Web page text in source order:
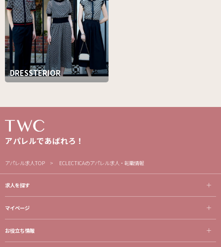
DRESSTERIOR
アパレルであばれろ！
アパレル求人TOP ECLECTICAのアパレル求人・転職情報
求人を探す
マイページ
お役立ち情報